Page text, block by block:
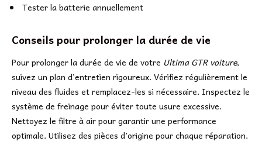
Tester la batterie annuellement
Conseils pour prolonger la durée de vie
Pour prolonger la durée de vie de votre Ultima GTR voiture,
suivez un plan d’entretien rigoureux. Vérifiez régulièrement le
niveau des fluides et remplacez-les si nécessaire. Inspectez le
système de freinage pour éviter toute usure excessive.
Nettoyez le filtre à air pour garantir une performance
optimale. Utilisez des pièces d’origine pour chaque réparation.